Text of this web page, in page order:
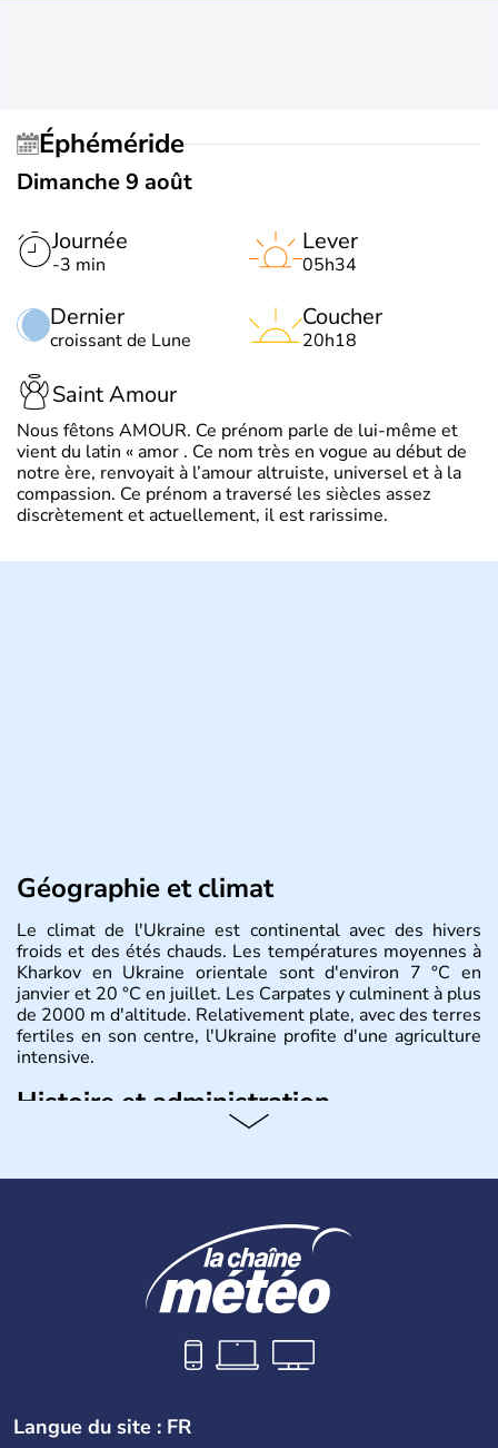
Éphéméride
Dimanche 9 août
Journée
-3 min
Dernier
croissant de Lune
Lever
05h34
Coucher
20h18
Saint Amour
Nous fêtons AMOUR. Ce prénom parle de lui-même et
vient du latin « amor . Ce nom très en vogue au début de
notre ère, renvoyait à l’amour altruiste, universel et à la
compassion. Ce prénom a traversé les siècles assez
discrètement et actuellement, il est rarissime.
Géographie et climat
Le climat de l'Ukraine est continental avec des hivers
froids et des étés chauds. Les températures moyennes à
Kharkov en Ukraine orientale sont d'environ 7 °C en
janvier et 20 °C en juillet. Les Carpates y culminent à plus
de 2000 m d'altitude. Relativement plate, avec des terres
fertiles en son centre, l'Ukraine profite d'une agriculture
intensive.
Histoire et administration
Biélorussie au Nord. La capitale s'appelle Kiev et
remonte au 24 août 1991. Sébastopol, Karkhov et
Odessa sont les principales villes d'Ukraine.
Langue du site : FR